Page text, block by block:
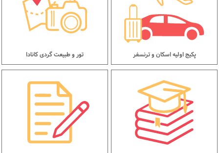
پکیج اولیه اسکان و ترنسفر تور و طبیعت گردی کانادا